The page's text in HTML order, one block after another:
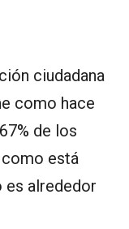
ciudadana
como hace
de los
está
es alrededor